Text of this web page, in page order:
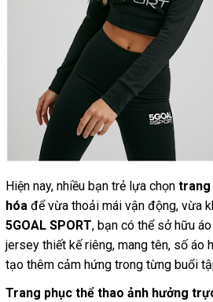
Hiện nay, nhiều bạn trẻ lựa chọn trang
hóa để vừa thoải mái vận động, vừa
5GOAL SPORT, bạn có thể sở hữu
jersey thiết kế riêng, mang tên, số áo
tạo thêm cảm hứng trong từng buổi
Trang phục thể thao ảnh hưởng